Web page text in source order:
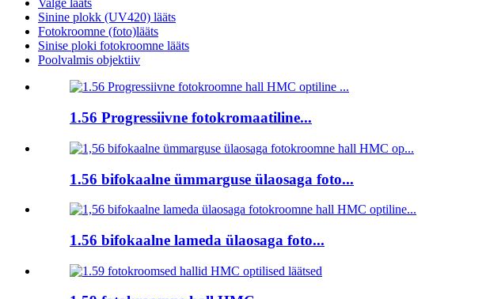
Valge lääts
Sinine plokk (UV420) lääts
Fotokroomne (foto)lääts
Sinise ploki fotokroomne lääts
Poolvalmis objektiiv
1.56 Progressiivne fotokromaatiline...
1.56 bifokaalne ümmarguse ülaosaga foto...
1.56 bifokaalne lameda ülaosaga foto...